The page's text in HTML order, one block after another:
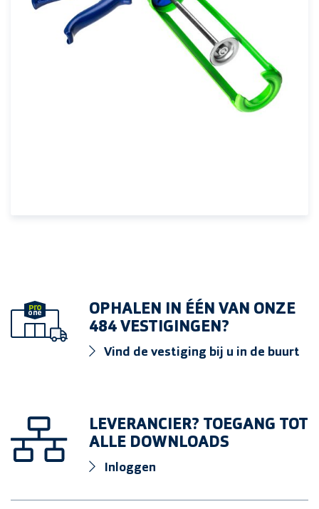
OPHALEN IN ÉÉN VAN ONZE
484 VESTIGINGEN?
Vind de vestiging bij u in de buurt
LEVERANCIER? TOEGANG TOT
ALLE DOWNLOADS
Inloggen